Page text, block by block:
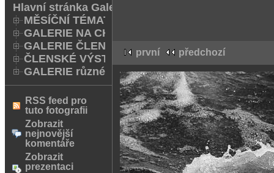
Hlavní stránka Galerie
MĚSÍČNÍ TÉMATA
GALERIE NA CHODNÍKU
GALERIE ČLENŮ
ČLENSKÉ VÝSTAVY A FOTO Q
GALERIE různé
RSS feed pro
tuto fotografii
Zobrazit
nejnovější
komentáře
Zobrazit
prezentaci
první předchozí